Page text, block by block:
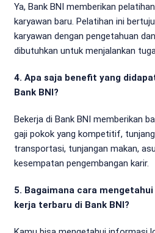
Ya, Bank BNI memberikan
karyawan baru. Pelatihan ini
karyawan dengan pengetahuan
dibutuhkan untuk menjalankan
4. Apa saja benefit yang
Bank BNI?
Bekerja di Bank BNI memberikan
gaji pokok yang kompetitif,
transportasi, tunjangan makan,
kesempatan pengembangan karir.
5. Bagaimana cara
kerja terbaru di Bank BNI?